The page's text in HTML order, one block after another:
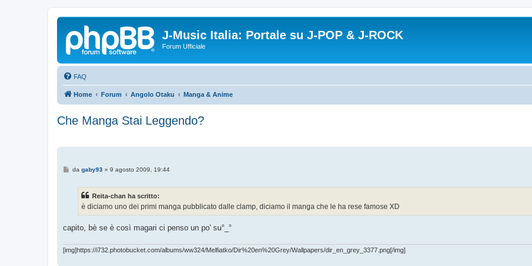
J-Music Italia: Portale su J-POP & J-ROCK
Forum Ufficiale
FAQ
Home Forum Angolo Otaku Manga & Anime
Che Manga Stai Leggendo?
M
o
da gaby93» 9 agosto 2009, 19:44
Reita-chan ha scritto:
è diciamo uno dei primi manga pubblicato dalle clamp, diciamo il manga che le ha rese famose XD
capito, bè se è così magari ci penso un po' su°_°
[img]https://i732.photobucket.com/albums/ww324/Melfiatko/Dir%20en%20Grey/Wallpapers/dir_en_grey_3377.png[/img]